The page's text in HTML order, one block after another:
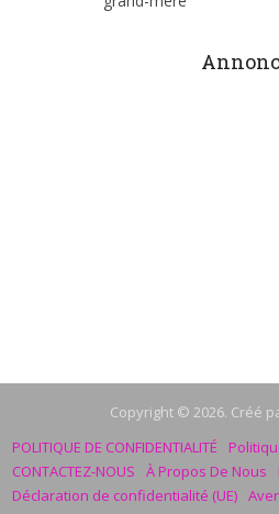
Copyright © 2026. Créé
POLITIQUE DE CONFIDENTIALITÉ
CONTACTEZ-NOUS
À Propos De Nous
Déclaration de confidentialité (UE)